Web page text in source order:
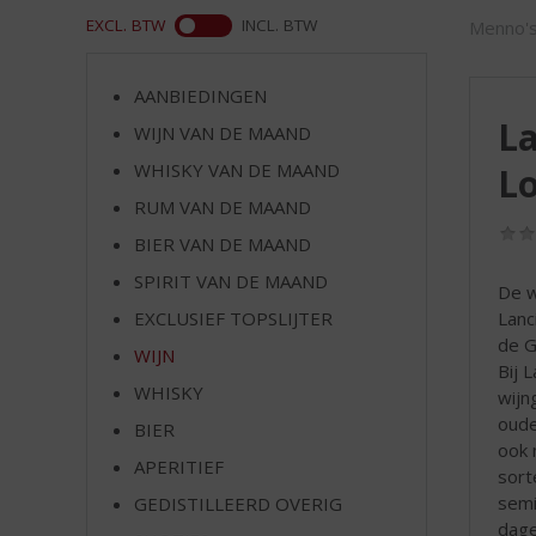
De
de
Bij
ook
EXCL. BTW INCL. BTW
AANBIEDINGEN
WIJN VAN DE MAAND
WHISKY VAN DE MAAND
RUM VAN DE MAAND
BIER VAN DE MAAND
SPIRIT VAN DE MAAND
EXCLUSIEF TOPSLIJTER
WIJN
WHISKY
BIER
APERITIEF
GEDISTILLEERD OVERIG